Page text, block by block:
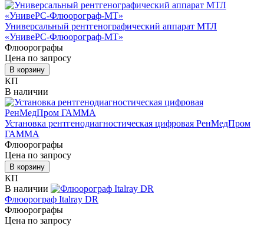
Универсальный рентгенографический аппарат МТЛ
«УнивеРС-Флюорограф-МТ»
Флюорографы
Цена по запросу
В корзину
КП
В наличии
Установка рентгенодиагностическая цифровая РенМедПром
ГАММА
Флюорографы
Цена по запросу
В корзину
КП
В наличии
Флюорограф Italray DR
Флюорографы
Цена по запросу